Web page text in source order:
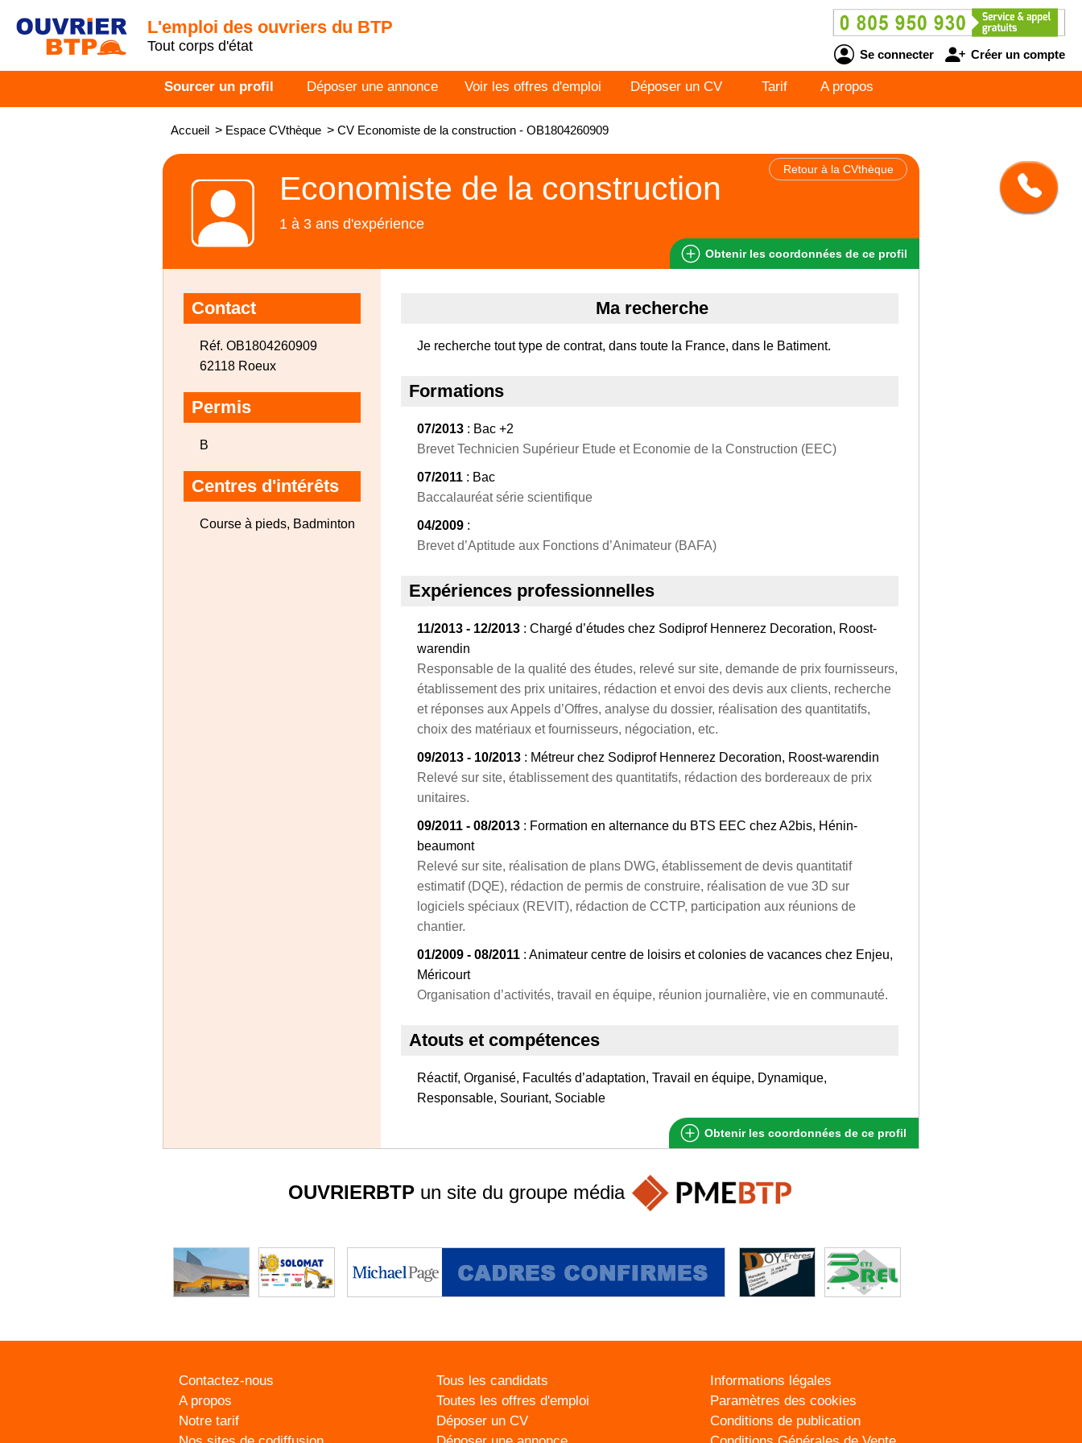
L'emploi des ouvriers du BTP
Tout corps d'état
Se connecter Créer un compte
Sourcer un profil Déposer une annonce Voir les offres d'emploi Déposer un CV Tarif A propos
Accueil > Espace CVthèque > CV Economiste de la construction - OB1804260909
Retour à la CVthèque
Economiste de la construction
1 à 3 ans d'expérience
Obtenir les coordonnées de ce profil
Contact
Réf. OB1804260909
62118 Roeux
Permis
B
Centres d'intérêts
Course à pieds, Badminton
Ma recherche
Je recherche tout type de contrat, dans toute la France, dans le Batiment.
Formations
07/2013 : Bac +2
Brevet Technicien Supérieur Etude et Economie de la Construction (EEC)
07/2011 : Bac
Baccalauréat série scientifique
04/2009 :
Brevet d’Aptitude aux Fonctions d’Animateur (BAFA)
Expériences professionnelles
11/2013 - 12/2013 : Chargé d’études chez Sodiprof Hennerez Decoration, Roost-
warendin
Responsable de la qualité des études, relevé sur site, demande de prix fournisseurs,
établissement des prix unitaires, rédaction et envoi des devis aux clients, recherche
et réponses aux Appels d’Offres, analyse du dossier, réalisation des quantitatifs,
choix des matériaux et fournisseurs, négociation, etc.
09/2013 - 10/2013 : Métreur chez Sodiprof Hennerez Decoration, Roost-warendin
Relevé sur site, établissement des quantitatifs, rédaction des bordereaux de prix
unitaires.
09/2011 - 08/2013 : Formation en alternance du BTS EEC chez A2bis, Hénin-
beaumont
Relevé sur site, réalisation de plans DWG, établissement de devis quantitatif
estimatif (DQE), rédaction de permis de construire, réalisation de vue 3D sur
logiciels spéciaux (REVIT), rédaction de CCTP, participation aux réunions de
chantier.
01/2009 - 08/2011 : Animateur centre de loisirs et colonies de vacances chez Enjeu,
Méricourt
Organisation d’activités, travail en équipe, réunion journalière, vie en communauté.
Atouts et compétences
Réactif, Organisé, Facultés d’adaptation, Travail en équipe, Dynamique,
Responsable, Souriant, Sociable
Obtenir les coordonnées de ce profil
OUVRIERBTP un site du groupe média
Contactez-nous
A propos
Notre tarif
Tous les candidats
Toutes les offres d'emploi
Déposer un CV
Informations légales
Paramètres des cookies
Conditions de publication